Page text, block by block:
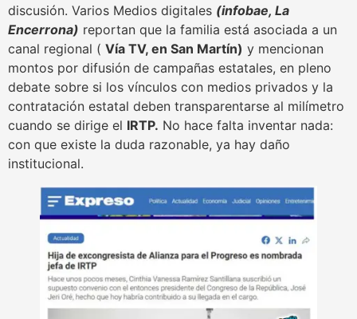
discusión. Varios Medios digitales (infobae, La
Encerrona) reportan que la familia está asociada a un
canal regional ( Vía TV, en San Martín) y mencionan
montos por difusión de campañas estatales, en pleno
debate sobre si los vínculos con medios privados y la
contratación estatal deben transparentarse al milímetro
cuando se dirige el IRTP. No hace falta inventar nada:
con que existe la duda razonable, ya hay daño
institucional.